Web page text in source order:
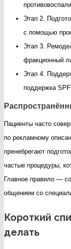
Этап 2.
с помощью
Этап 3.
фракционный
Этап 4.
поддержка
Пациенты часто
по рекламному
пренебрегают
частые процедуры,
Главное правило —
общением со
Короткий
делать